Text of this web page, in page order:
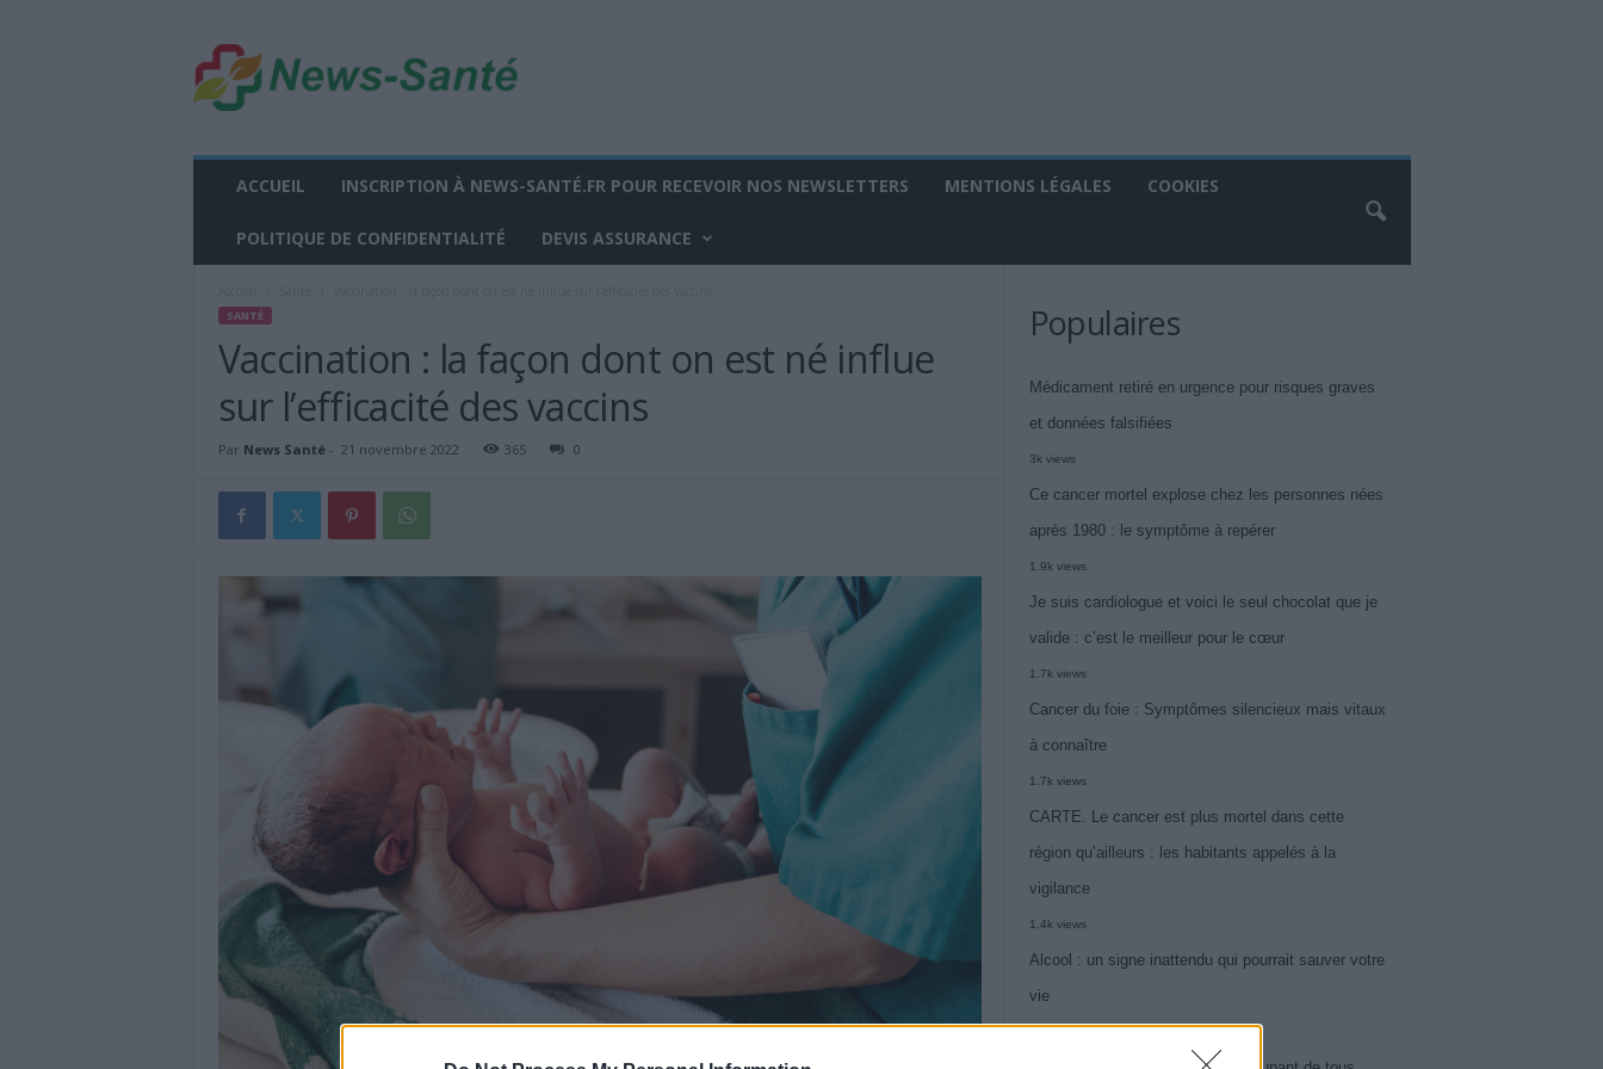
w
s
ACCUEIL INSCRIPTION À NEWS-SANTÉ.FR POUR RECEVOIR NOS NEWSLETTERS MENTIONS LÉGALES COOKIES
POLITIQUE DE CONFIDENTIALITÉ DEVIS ASSURANCE
SANTÉ
Vaccination : la façon dont on est né influe
sur l’efficacité des vaccins
Par News Santé- 21 novembre 2022 365 0
Populaires
Médicament retiré en urgence pour risques graves
et données falsifiées
3k views
Ce cancer mortel explose chez les personnes nées
après 1980 : le symptôme à repérer
1.9k views
Je suis cardiologue et voici le seul chocolat que je
valide : c’est le meilleur pour le cœur
1.7k views
Cancer du foie : Symptômes silencieux mais vitaux
à connaître
1.7k views
CARTE. Le cancer est plus mortel dans cette
région qu’ailleurs : les habitants appelés à la
vigilance
1.4k views
Alcool : un signe inattendu qui pourrait sauver votre
vie
1.4k views